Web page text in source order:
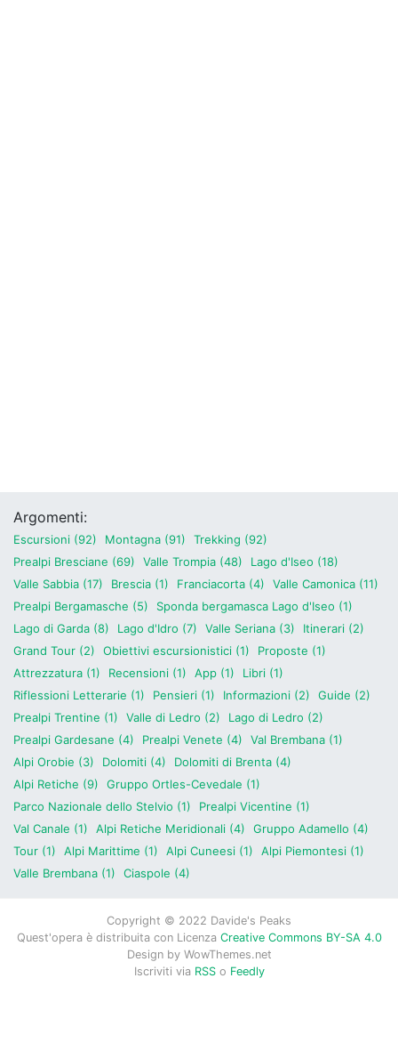
Argomenti:
Escursioni (92) Montagna (91)
Trekking (92)
Prealpi Bresciane (69)
Valle Trompia (48)
Lago d'Iseo (18)
Valle Sabbia (17)
Brescia (1) Franciacorta (4)
Valle Camonica (11)
Prealpi Bergamasche (5)
Sponda bergamasca Lago d'Iseo (1)
Lago di Garda (8)
Lago d'Idro (7) Valle Seriana (3)
Itinerari (2)
Grand Tour (2)
Obiettivi escursionistici (1)
Proposte (1)
Attrezzatura (1)
Recensioni (1) App (1)
Libri (1)
Riflessioni Letterarie (1)
Pensieri (1) Informazioni (2)
Guide (2)
Prealpi Trentine (1)
Valle di Ledro (2)
Lago di Ledro (2)
Prealpi Gardesane (4)
Prealpi Venete (4)
Val Brembana (1)
Alpi Orobie (3)
Dolomiti (4)
Dolomiti di Brenta (4)
Alpi Retiche (9)
Gruppo Ortles-Cevedale (1)
Parco Nazionale dello Stelvio (1)
Prealpi Vicentine (1)
Val Canale (1)
Alpi Retiche Meridionali (4)
Gruppo Adamello (4)
Tour (1)
Alpi Marittime (1) Alpi Cuneesi (1)
Alpi Piemontesi (1)
Valle Brembana (1)
Ciaspole (4)
Copyright © 2022 Davide's Peaks
Quest'opera è distribuita con Licenza Creative Commons BY-SA 4.0
Design by WowThemes.net
Iscriviti via RSSo Feedly